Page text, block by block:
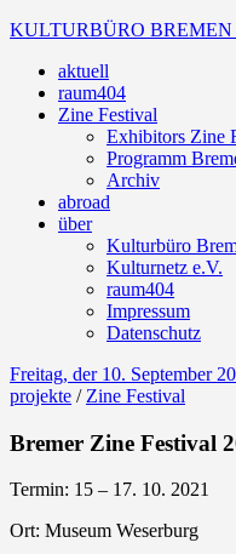
Zum
springen
KULTURBÜRO BREMEN
Galerie
aktuell
raum404
Zine Festival
Exhibitors Zine
Programm
Archiv
abroad
über
Kulturbüro
Kulturnetz e.V.
raum404
Impressum
Datenschutz
Freitag, der 10. September
projekte / Zine Festival
Bremer Zine Festival
Termin: 15 – 17. 10. 2021
Ort: Museum Weserburg